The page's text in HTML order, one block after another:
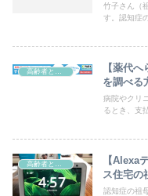
竹子さん（
す。認知症
【薬代
を調べる
病院やクリ
るとき、支
【Alexa
ス住宅の
認知症の祖